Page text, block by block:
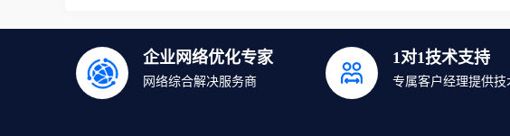
企业网络优化专家
网络综合解决服务商
1对1技术支持
专属客户经理提供技